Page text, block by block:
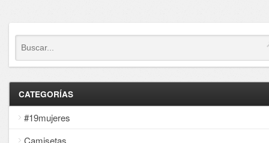
CATEGORÍAS
#19mujeres
Camisetas